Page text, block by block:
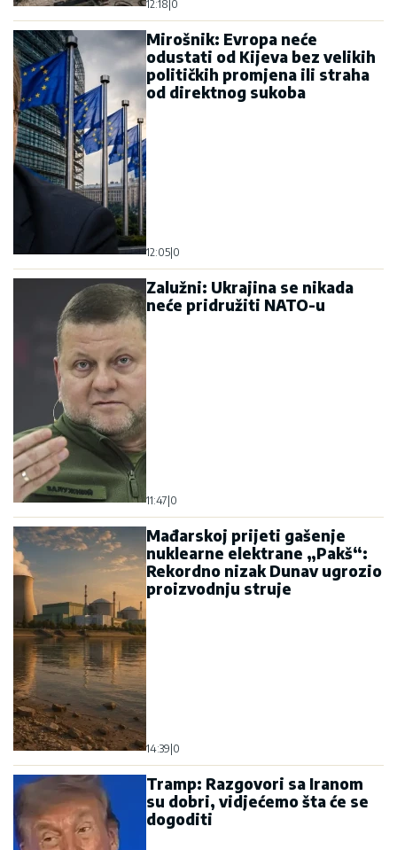
12:18 0
Mirošnik: Evropa neće
odustati od Kijeva bez velikih
političkih promjena ili straha
od direktnog sukoba
12:05 0
Zalužni: Ukrajina se nikada
neće pridružiti NATO-u
11:47 0
Mađarskoj prijeti gašenje
nuklearne elektrane „Pakš“:
Rekordno nizak Dunav ugrozio
proizvodnju struje
14:39 0
Tramp: Razgovori sa Iranom
su dobri, vidjećemo šta će se
dogoditi